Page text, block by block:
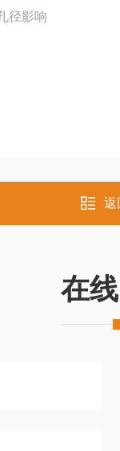
影响
返
在